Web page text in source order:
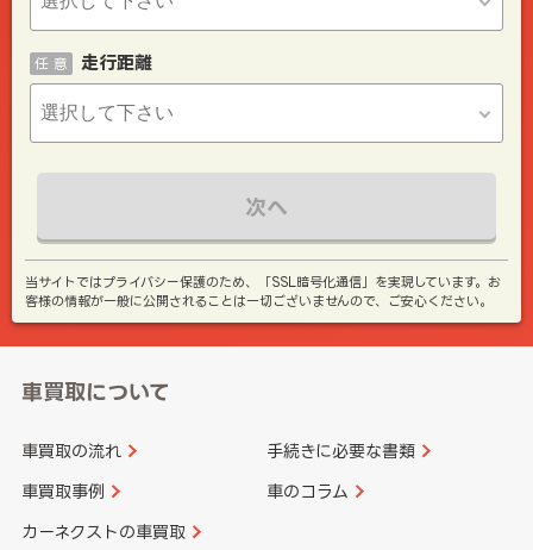
走行距離
任 意
次へ
当サイトではプライバシー保護のため、「SSL暗号化通信」を実現しています。お
客様の情報が一般に公開されることは一切ございませんので、ご安心ください。
車買取について
車買取の流れ 手続きに必要な書類
車買取事例 車のコラム
カーネクストの車買取